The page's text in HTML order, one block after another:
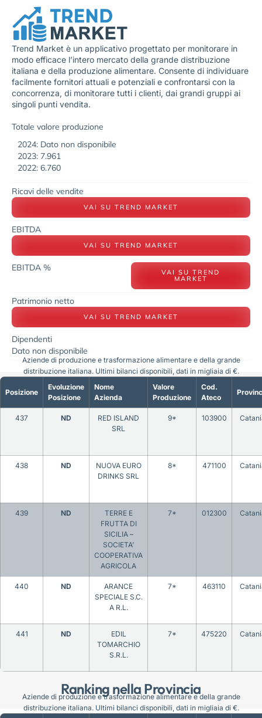
Trend Market è un applicativo progettato per monitorare in
modo efficace l’intero mercato della grande distribuzione
italiana e della produzione alimentare. Consente di individuare
facilmente fornitori attuali e potenziali e confrontarsi con la
concorrenza, di monitorare tutti i clienti, dai grandi gruppi ai
singoli punti vendita.
Totale valore produzione
2024: Dato non disponibile
2023: 7.961
2022: 6.760
Ricavi delle vendite
VAI SU TREND MARKET
EBITDA
VAI SU TREND MARKET
EBITDA % VAI SU TREND
MARKET
Patrimonio netto
VAI SU TREND MARKET
Dipendenti
Dato non disponibile
Ranking nella Provincia
Posizione
Evoluzione
Posizione
Nome
Azienda
Valore
Produzione
Cod.
Ateco
437 ND
RED ISLAND
SRL
9* 103900
438 ND
NUOVA EURO
DRINKS SRL
8* 471100
439 ND
TERRE E
FRUTTA DI
SICILIA –
SOCIETA’
COOPERATIVA
AGRICOLA
7* 012300
440 ND
ARANCE
SPECIALE S.C.
A R.L.
7* 463110
441 ND
EDIL
TOMARCHIO
S.R.L.
7* 475220
Aziende di produzione e trasformazione alimentare e della grande
distribuzione italiana. Ultimi bilanci disponibili, dati in migliaia di €.
Aziende di produzione e trasformazione alimentare e della grande
distribuzione italiana. Ultimi bilanci disponibili, dati in migliaia di €.